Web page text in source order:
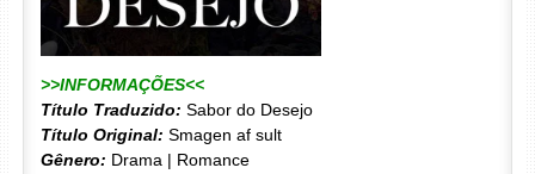
>>INFORMAÇÕES<<
Título Traduzido: Sabor do Desejo
Título Original: Smagen af sult
Gênero: Drama | Romance